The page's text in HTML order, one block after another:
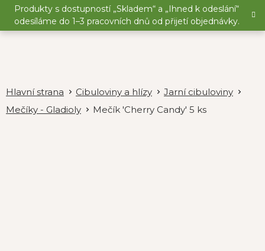
Přejít
obsah
Produkty s dostupností „Skladem“ a „Ihned k odeslání“
odesíláme do 1–3 pracovních dnů od přijetí objednávky.
Cibuloviny a hlízy
Jarní cibuloviny
Mečíky - Gladioly
Mečík 'Cherry Candy' 5 ks